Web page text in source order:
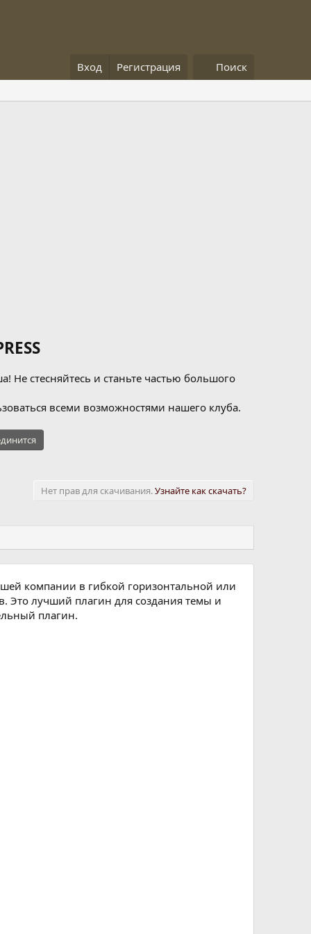
Вход Регистрация Поиск
стесняйтесь и станьте частью большого
всеми возможностями нашего клуба.
Нет прав для скачивания.Узнайте как скачать?
компании в гибкой горизонтальной или
Это лучший плагин для создания темы и
плагин.